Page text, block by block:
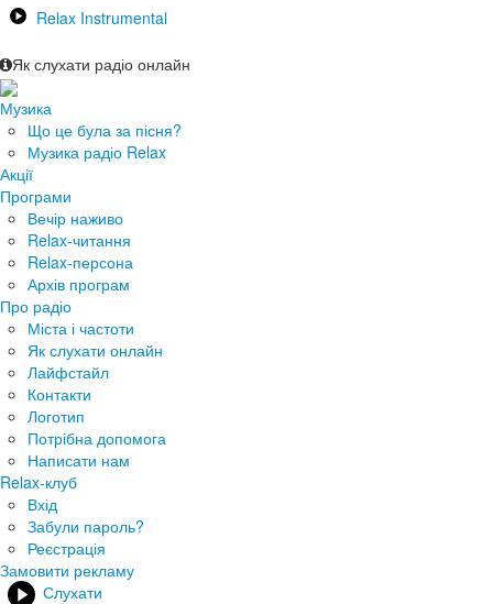
Relax Instrumental
Як слухати радіо онлайн
Музика
Що це була за пісня?
Музика радіо Relax
Акції
Програми
Вечір наживо
Relax-читання
Relax-персона
Архів програм
Про радіо
Міста і частоти
Як слухати онлайн
Лайфстайл
Контакти
Логотип
Потрібна допомога
Написати нам
Relax-клуб
Вхід
Забули пароль?
Реєстрація
Замовити рекламу
Слухати